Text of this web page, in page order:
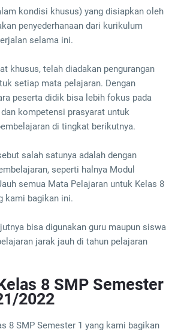
kondisi khusus) yang disiapkan oleh
penyederhanaan dari kurikulum
selama ini.
khusus, telah diadakan pengurangan
setiap mata pelajaran. Dengan
peserta didik bisa lebih fokus pada
kompetensi prasyarat untuk
di tingkat berikutnya.
salah satunya adalah dengan
seperti halnya Modul
semua Mata Pelajaran untuk Kelas 8
kami bagikan ini.
bisa digunakan guru maupun siswa
jarak jauh di tahun pelajaran
8 SMP Semester
2022
8 SMP Semester 1 yang kami bagikan